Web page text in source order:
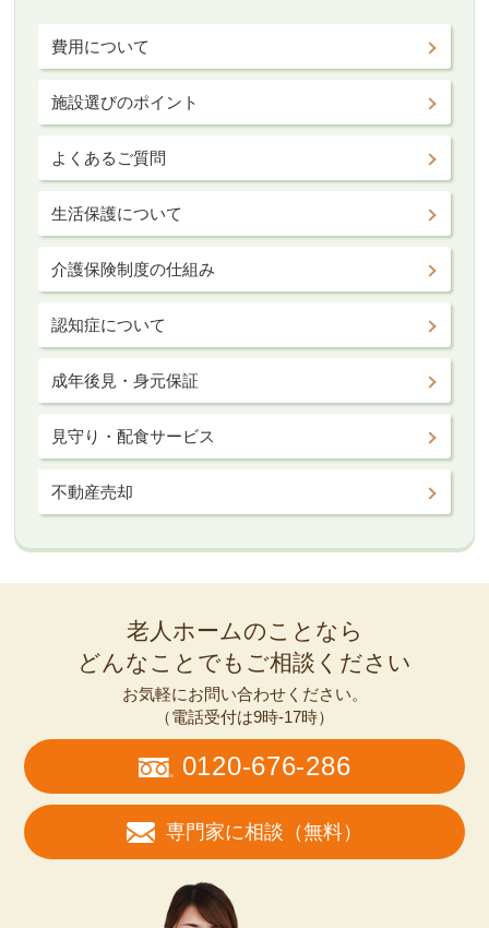
費用について
施設選びのポイント
よくあるご質問
生活保護について
介護保険制度の仕組み
認知症について
成年後見・身元保証
見守り・配食サービス
不動産売却
老人ホームのことなら
どんなことでもご相談ください
お気軽にお問い合わせください。
（電話受付は9時-17時）
0120-676-286
専門家に相談（無料）